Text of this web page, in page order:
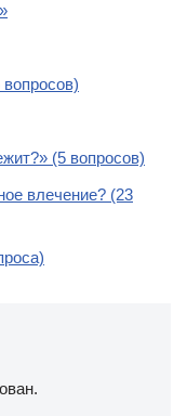
(5 вопросов)
влечение? (23